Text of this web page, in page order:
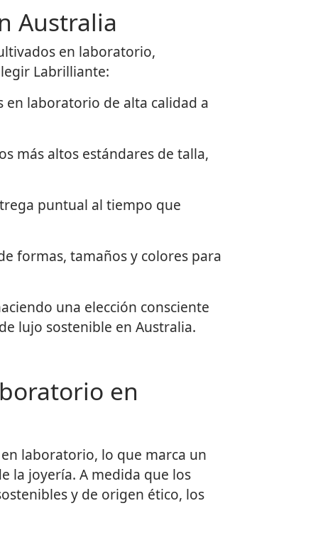
Australia
en laboratorio,
Labrilliante:
laboratorio de alta calidad a
más altos estándares de talla,
puntual al tiempo que
formas, tamaños y colores para
una elección consciente
lujo sostenible en Australia.
en
laboratorio, lo que marca un
la joyería. A medida que los
y de origen ético, los